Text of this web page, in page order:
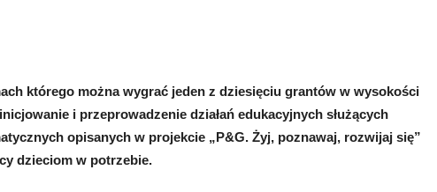
którego można wygrać jeden z dziesięciu grantów w wysokości
i przeprowadzenie działań edukacyjnych służących
opisanych w projekcie „P&G. Żyj, poznawaj, rozwijaj się”
dzieciom w potrzebie.